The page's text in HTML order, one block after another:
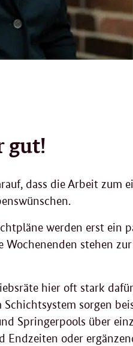
gut!
dass die Arbeit zum
werden erst ein
stehen
hier oft stark
sorgen
Springerpools über
oder